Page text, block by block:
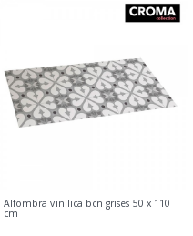
Alfombra vinílica bcn grises 50 x 110
cm